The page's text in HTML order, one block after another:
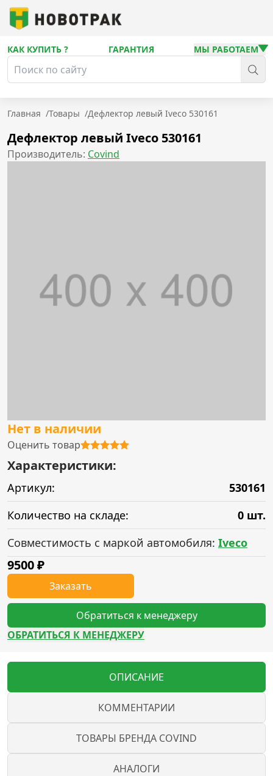
КАК КУПИТЬ ? ГАРАНТИЯ МЫ РАБОТАЕМ
Главная /Товары /Дефлектор левый Iveco 530161
Дефлектор левый Iveco 530161
Производитель: Covind
Нет в наличии
Оценить товар
Характеристики:
Артикул:
530161
Количество на складе:
0 шт.
Совместимость с маркой автомобиля: Iveco
9500₽
Заказать
Обратиться к менеджеру
ОБРАТИТЬСЯ К МЕНЕДЖЕРУ
ОПИСАНИЕ
КОММЕНТАРИИ
ТОВАРЫ БРЕНДА COVIND
АНАЛОГИ